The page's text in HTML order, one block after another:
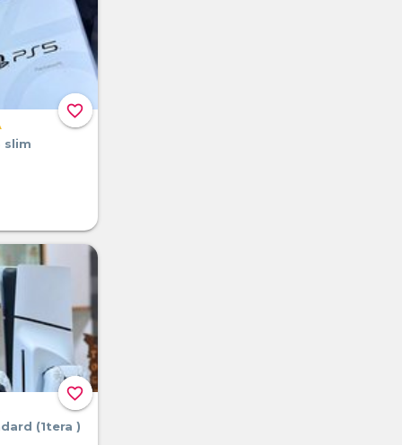
favorite_border
slim
favorite_border
(1tera )